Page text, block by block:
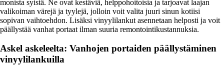
monista syistä. Ne ovat kestäviä, helppohoitoisia ja tarjoavat laajan
valikoiman värejä ja tyylejä, jolloin voit valita juuri sinun kotiisi
sopivan vaihtoehdon. Lisäksi vinyylilankut asennetaan helposti ja voit
päällystää vanhat portaat ilman suuria remontointikustannuksia.
Askel askeleelta: Vanhojen portaiden päällystäminen
vinyylilankuilla